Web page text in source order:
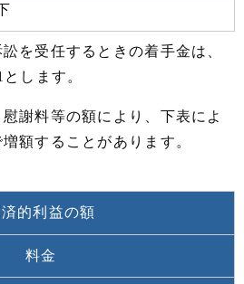
を受任するときの着手金は、
します。
謝料等の額により、下表によ
額することがあります。
的利益の額
料金